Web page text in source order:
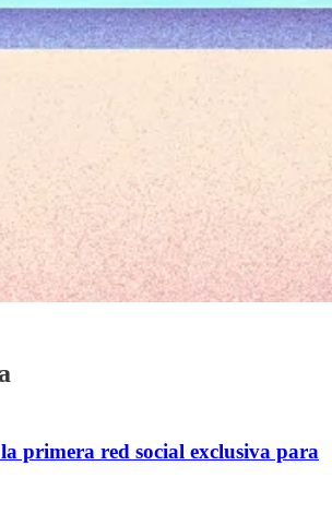
primera red social exclusiva para